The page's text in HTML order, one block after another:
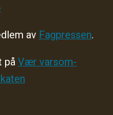
av Fagpressen.
på Vær varsom-